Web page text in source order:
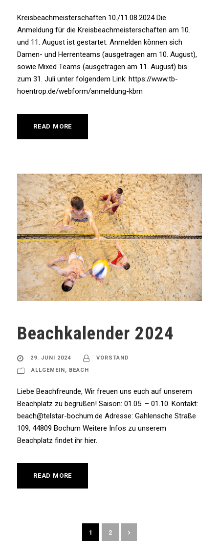
Kreisbeachmeisterschaften 10./11.08.2024 Die
Anmeldung für die Kreisbeachmeisterschaften am 10.
und 11. August ist gestartet. Anmelden können sich
Damen- und Herrenteams (ausgetragen am 10. August),
sowie Mixed Teams (ausgetragen am 11. August) bis
zum 31. Juli unter folgendem Link: https://www.tb-
hoentrop.de/webform/anmeldung-kbm
READ MORE
Beachkalender 2024
29. JUNI 2024
VORSTAND
ALLGEMEIN , BEACH
Liebe Beachfreunde, Wir freuen uns euch auf unserem
Beachplatz zu begrüßen! Saison: 01.05. – 01.10. Kontakt:
beach@telstar-bochum.de Adresse: Gahlensche Straße
109, 44809 Bochum Weitere Infos zu unserem
Beachplatz findet ihr hier.
READ MORE
1 2